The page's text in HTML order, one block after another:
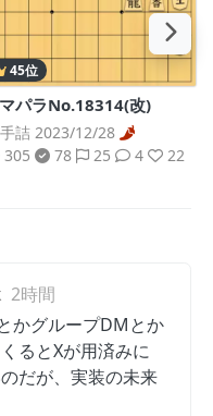
45位
パラNo.18314(改)
詰 2023/12/28
305
78 25 4 22
2時間
かグループDMとか
るとXが用済みに
だが、実装の未来